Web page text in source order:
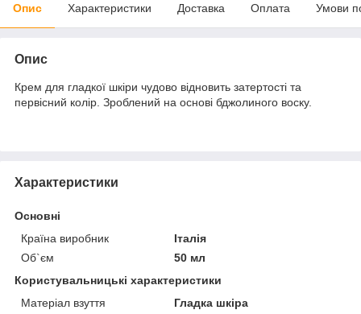
Опис Характеристики Доставка Оплата Умови
Опис
Крем для гладкої шкіри чудово відновить затертості та
первісний колір. Зроблений на основі бджолиного воску.
Характеристики
Основні
Країна виробник
Італія
Об`єм
50 мл
Користувальницькі характеристики
Матеріал взуття
Гладка шкіра